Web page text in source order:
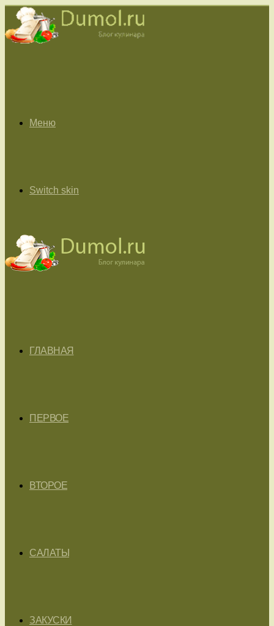
Меню
Switch skin
ГЛАВНАЯ
ПЕРВОЕ
ВТОРОЕ
САЛАТЫ
ЗАКУСКИ